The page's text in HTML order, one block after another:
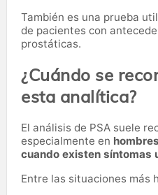
También es una prueba
de pacientes con
prostáticas.
¿Cuándo se
esta analítica?
El análisis de PSA suele
especialmente en
cuando existen síntomas
Entre las situaciones más